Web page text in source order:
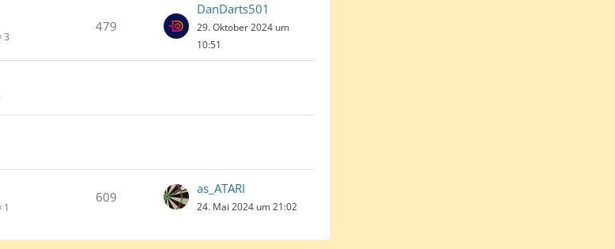
3
479
DanDarts501
29. Oktober 2024 um
10:51
1
609
as_ATARI
24. Mai 2024 um 21:02